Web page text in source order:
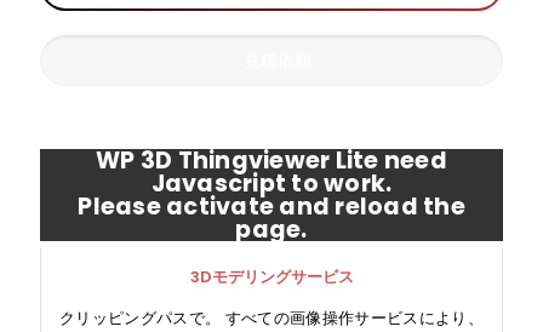
WP 3D Thingviewer Lite need
Javascript to work.
Please activate and reload the
page.
3Dモデリングサービス
クリッピングパスで。 すべての画像操作サービスにより、